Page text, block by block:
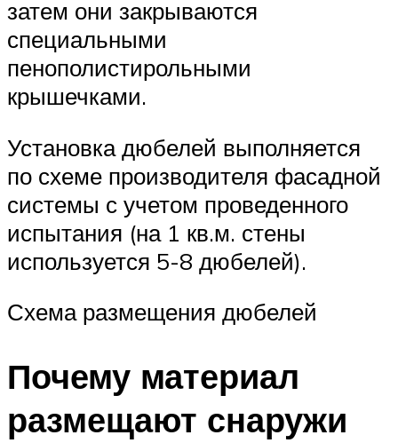
затем они закрываются
специальными
пенополистирольными
крышечками.
Установка дюбелей выполняется
по схеме производителя фасадной
системы с учетом проведенного
испытания (на 1 кв.м. стены
используется 5-8 дюбелей).
Схема размещения дюбелей
Почему материал
размещают снаружи